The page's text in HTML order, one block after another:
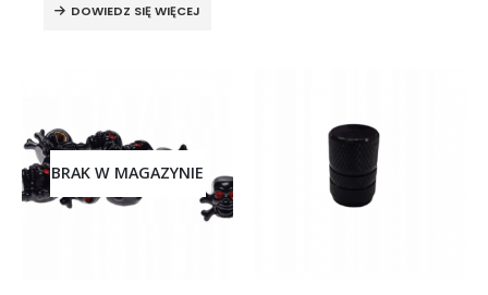
DOWIEDZ SIĘ WIĘCEJ
BRAK W MAGAZYNIE